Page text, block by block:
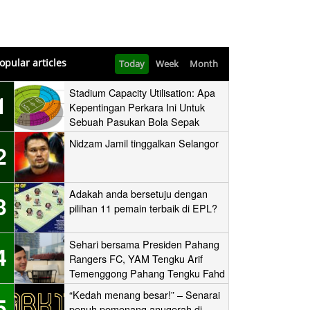
articles Today Week Month
Stadium Capacity Utilisation: Apa
Kepentingan Perkara Ini Untuk
Sebuah Pasukan Bola Sepak
Nidzam Jamil tinggalkan Selangor
Adakah anda bersetuju dengan
pilihan 11 pemain terbaik di EPL?
Sehari bersama Presiden Pahang
Rangers FC, YAM Tengku Arif
Temenggong Pahang Tengku Fahd
Mua’adzam Shah Ibni Sultan Haji
Ahmad Shah
“Kedah menang besar!” – Senarai